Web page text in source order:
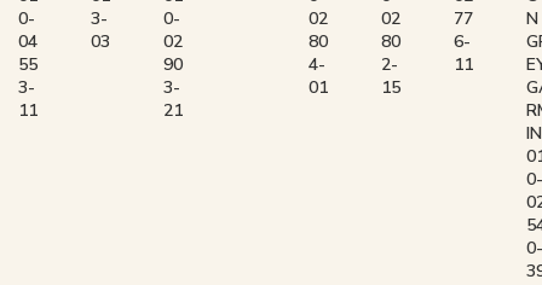
0-
04
55
3-
11
3-
03
0-
02
90
3-
21
02
80
4-
01
02
80
2-
15
77
6-
11
N
IN
0-
0-